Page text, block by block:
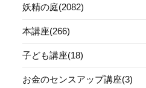
妖精の庭(2082)
本講座(266)
子ども講座(18)
お金のセンスアップ講座(3)